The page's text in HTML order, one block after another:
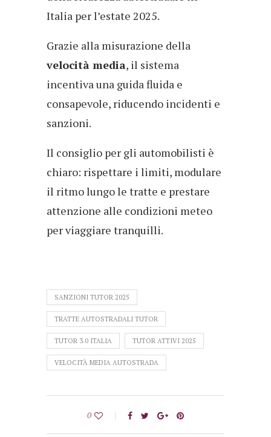
Italia per l’estate 2025.
Grazie alla misurazione della
velocità media, il sistema
incentiva una guida fluida e
consapevole, riducendo incidenti e
sanzioni.
Il consiglio per gli automobilisti è
chiaro: rispettare i limiti, modulare
il ritmo lungo le tratte e prestare
attenzione alle condizioni meteo
per viaggiare tranquilli.
SANZIONI TUTOR 2025
TRATTE AUTOSTRADALI TUTOR
TUTOR 3.0 ITALIA TUTOR ATTIVI 2025
VELOCITÀ MEDIA AUTOSTRADA
0